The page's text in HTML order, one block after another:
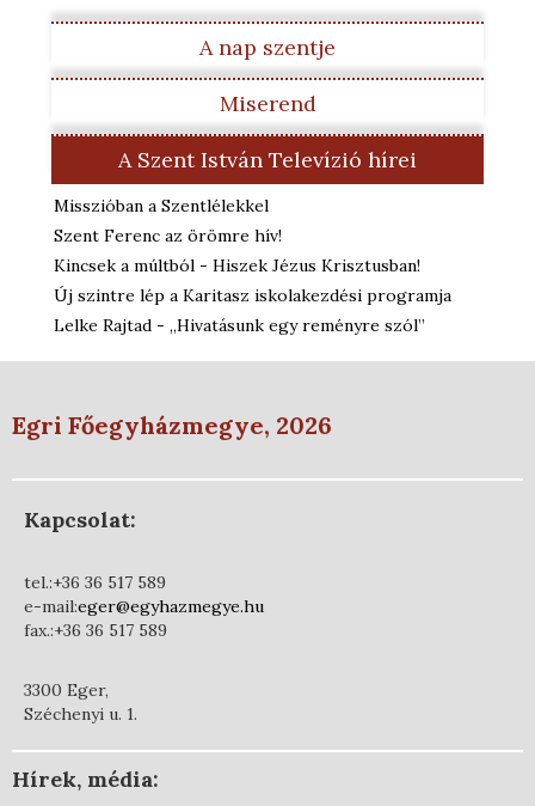
A nap szentje
Miserend
A Szent István Televízió hírei
Misszióban a Szentlélekkel
Szent Ferenc az örömre hív!
Kincsek a múltból - Hiszek Jézus Krisztusban!
Új szintre lép a Karitasz iskolakezdési programja
Lelke Rajtad - „Hivatásunk egy reményre szól”
Egri Főegyházmegye, 2026
Kapcsolat:
tel.:+36 36 517 589
e-mail:eger@egyhazmegye.hu
fax.:+36 36 517 589
3300 Eger,
Széchenyi u. 1.
Hírek, média: